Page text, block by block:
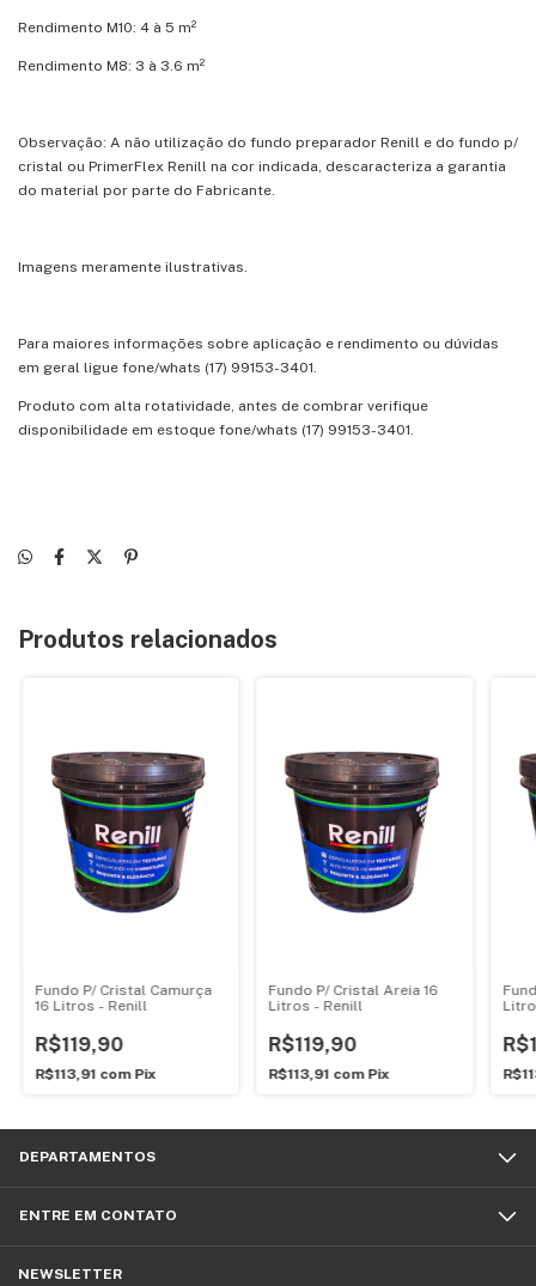
Rendimento M10: 4 à 5 m²
Rendimento M8: 3 à 3.6 m²
Observação: A não utilização do fundo preparador Renill e do fundo p/
cristal ou PrimerFlex Renill na cor indicada, descaracteriza a garantia
do material por parte do Fabricante.
Imagens meramente ilustrativas.
Para maiores informações sobre aplicação e rendimento ou dúvidas
em geral ligue fone/whats (17) 99153-3401.
Produto com alta rotatividade, antes de combrar verifique
disponibilidade em estoque fone/whats (17) 99153-3401.
Produtos relacionados
Fundo P/ Cristal Camurça
16 Litros - Renill
R$119,90
R$113,91 com Pix
Fundo P/ Cristal Areia 16
Litros - Renill
R$119,90
R$113,91 com Pix
DEPARTAMENTOS
ENTRE EM CONTATO
NEWSLETTER